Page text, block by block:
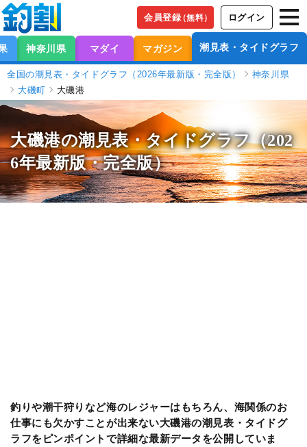
会員登録（無料） ログイン
神奈川県 マダイ マガジン 潮見表・タイドグラフ
全国の潮見表・タイドグラフ（2026年最新版・完全版）
神奈川県
大磯町
大磯港
大磯港の潮見表・タイドグラフ（202
6年最新版・完全版）
釣りや潮干狩りなど海のレジャーはもちろん、海関係のお
仕事にも欠かすことが出来ない大磯港の潮見表・タイドグ
ラフをピンポイントで詳細な最新データを公開していま